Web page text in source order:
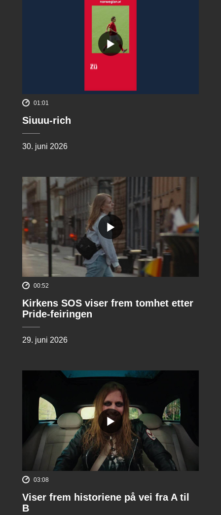
01:01
Siuuu-rich
30. juni 2026
00:52
Kirkens SOS viser frem tomhet etter
Pride-feiringen
29. juni 2026
03:08
Viser frem historiene på vei fra A til
B